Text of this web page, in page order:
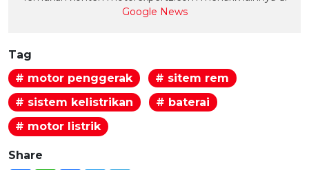
Google News
Tag
# motor penggerak
# sitem rem
# sistem kelistrikan
# baterai
# motor listrik
Share